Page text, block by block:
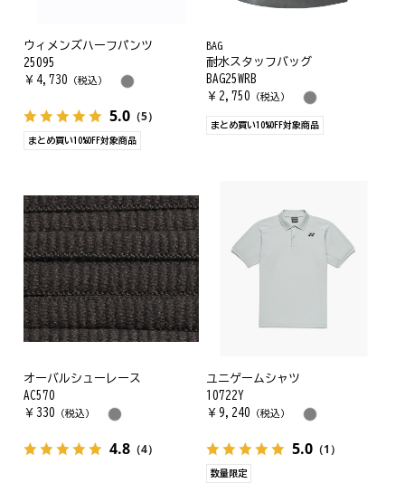
ウィメンズハーフパンツ
25095
￥ 4,730 （税込）
5.0 （5）
まとめ買い10%OFF対象商品
BAG
耐水スタッフバッグ
BAG25WRB
￥ 2,750 （税込）
まとめ買い10%OFF対象商品
オーバルシューレース
AC570
￥ 330 （税込）
4.8 （4）
ユニゲームシャツ
10722Y
￥ 9,240 （税込）
5.0（1）
数量限定